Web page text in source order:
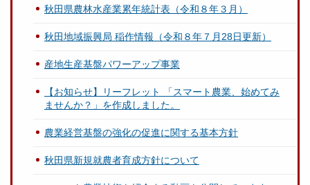
秋田県農林水産業累年統計表（令和８年３月）
秋田地域振興局 稲作情報（令和８年７月28日更新）
産地生産基盤パワーアップ事業
【お知らせ】リーフレット 「スマート農業、始めてみ
ませんか？」を作成しました。
農業経営基盤の強化の促進に関する基本方針
秋田県新規就農者育成方針について